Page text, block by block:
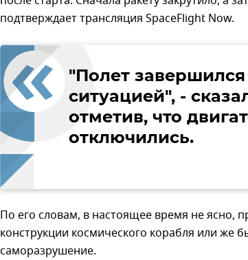
подтверждает трансляция SpaceFlight Now.
"Полет
ситуацией", -
отметив, что
отключились.
По его словам, в настоящее время не ясно,
конструкции космического корабля или же
саморазрушение.